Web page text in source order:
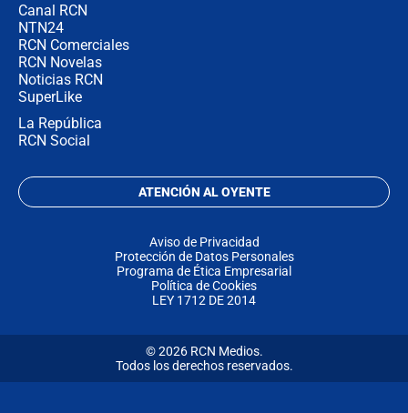
Canal RCN
NTN24
RCN Comerciales
RCN Novelas
Noticias RCN
SuperLike
La República
RCN Social
ATENCIÓN AL OYENTE
Aviso de Privacidad
Protección de Datos Personales
Programa de Ética Empresarial
Política de Cookies
LEY 1712 DE 2014
© 2026 RCN Medios.
Todos los derechos reservados.